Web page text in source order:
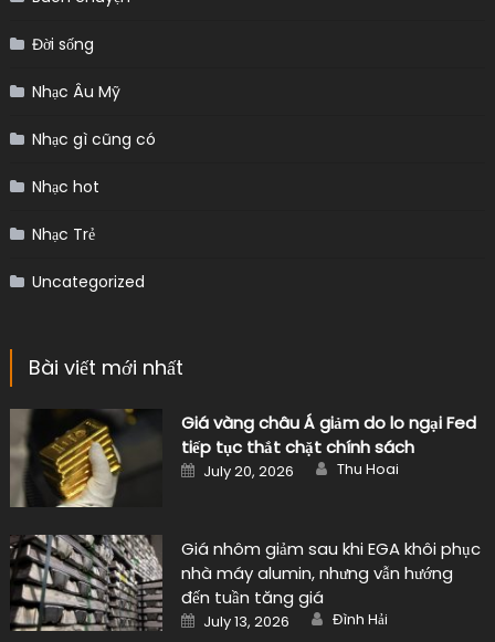
Nhạc Âu Mỹ
Nhạc gì cũng có
Nhạc hot
Nhạc Trẻ
Uncategorized
Giá vàng châu Á giảm do lo ngại Fed
Posted
on
July 20, 2026 Author
Thu Hoai
đến tuần tăng giá
Posted
onJuly 13, 2026 Author
Đình Hải
Bitcoin giữ vững mốc 63.000 USD giữa